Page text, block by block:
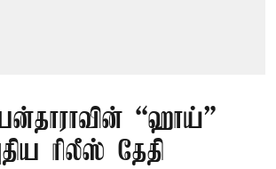
“ஹாய்”
ரிலீஸ் தேதி